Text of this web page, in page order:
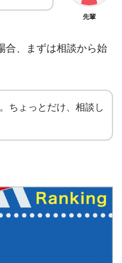
先輩
合、まずは相談から始
ちょっとだけ、相談し